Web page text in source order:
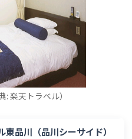
楽天トラベル）
東品川（品川シーサイド）